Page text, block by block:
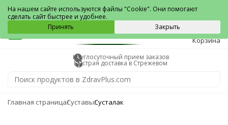
Стрежевой
0
Корзина
Круглосуточный прием заказов
Быстрая доставка в Стрежевом
Главная страницаСуставыСусталак
На нашем сайте используются файлы "Cookie". Они помогают
сделать сайт быстрее и удобнее.
Принять
Закрыть